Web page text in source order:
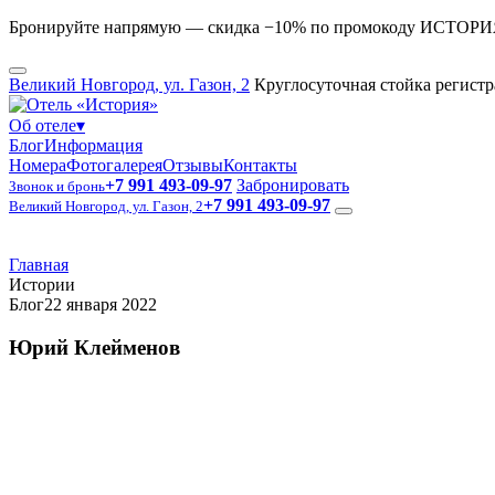
Бронируйте напрямую — скидка −10% по промокоду
Великий Новгород, ул. Газон, 2 Круглосуточная стойка
Об отеле▾
БлогИнформация
НомераФотогалереяОтзывыКонтакты
Звонок и бронь+7 991 493-09-97 Забронировать
Великий Новгород, ул. Газон, 2+7 991 493-09-97
Главная
Истории
Блог22 января 2022
Юрий Клейменов